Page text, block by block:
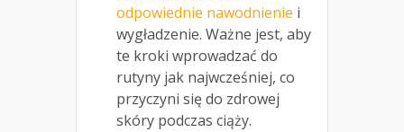
odpowiednie nawodnienie i
wygładzenie. Ważne jest, aby
te kroki wprowadzać do
rutyny jak najwcześniej, co
przyczyni się do zdrowej
skóry podczas ciąży.